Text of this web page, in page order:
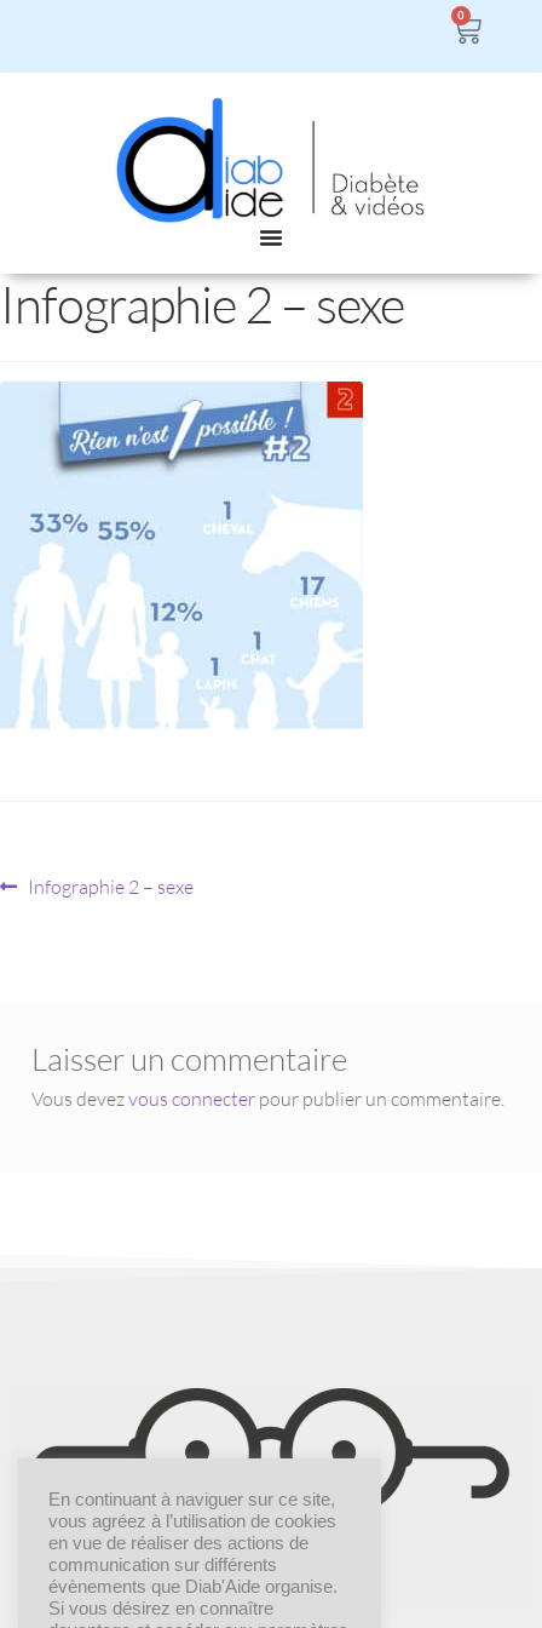
0
Infographie 2 – sexe
Infographie 2 – sexe
Laisser un commentaire
Vous devezvous connecterpour publier un commentaire.
En continuant à naviguer sur ce site,
vous agréez à l’utilisation de cookies
en vue de réaliser des actions de
communication sur différents
évènements que Diab'Aide organise.
Si vous désirez en connaître